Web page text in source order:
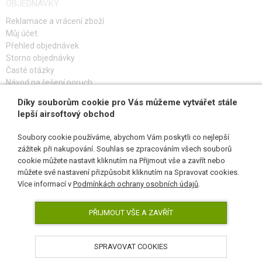
OBJEDNÁVKY
Reklamace a vrácení zboží
Můj účet
Přehled objednávek
Storno objednávky
Časté otázky
Návod na řešení poruch
PŘIHLAŠ SE K ODBĚRU
SLEDUJ NÁS
AirsoftPro.cz © 2026
Díky souborům cookie pro Vás můžeme vytvářet stále
lepší airsoftový obchod
Soubory cookie používáme, abychom Vám poskytli co nejlepší
zážitek při nakupování. Souhlas se zpracováním všech souborů
cookie můžete nastavit kliknutím na Přijmout vše a zavřít nebo
můžete své nastavení přizpůsobit kliknutím na Spravovat cookies.
Více informací v Podmínkách ochrany osobních údajů.
PŘIJMOUT VŠE A ZAVŘÍT
SPRAVOVAT COOKIES